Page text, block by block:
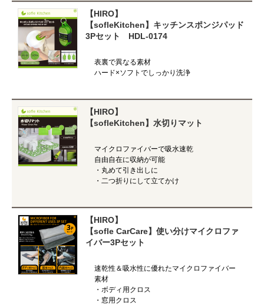
【HIRO】
【sofleKitchen】キッチンスポンジパッド
3Pセット HDL-0174
表裏で異なる素材
ハード×ソフトでしっかり洗浄
【HIRO】
【sofleKitchen】水切りマット
マイクロファイバーで吸水速乾
自由自在に収納が可能
・丸めて引き出しに
・二つ折りにして立てかけ
【HIRO】
【sofle CarCare】使い分けマイクロファ
イバー3Pセット
速乾性＆吸水性に優れたマイクロファイバー
素材
・ボディ用クロス
・窓用クロス